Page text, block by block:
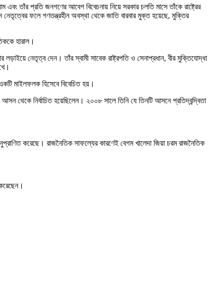
তাঁর প্রতি জনগণের আবেগ বিবেচনায় নিয়ে সরকার চলতি মাসে তাঁকে রাষ্ট্রের
নেতৃত্বের ফলে গণতন্ত্রহীন অবস্থা থেকে জাতি বারবার মুক্ত হয়েছে, মুক্তির
হারাল।
লড়াইয়ে নেতৃত্ব দেন। তাঁর স্বামী সাবেক রাষ্ট্রপতি ও সেনাপ্রধান, বীর মুক্তিযোদ্ধা
মাইলফলক হিসেবে বিবেচিত হয়।
থেকে নির্বাচিত হয়েছিলেন। ২০০৮ সালে তিনি যে তিনটি আসনে প্রতিদ্বন্দ্বিতা
করেছে। রাজনৈতিক সাফল্যের কারণেই বেগম খালেদা জিয়া চরম রাজনৈতিক